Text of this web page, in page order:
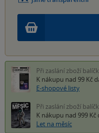
Při zaslání zboží
K nákupu nad 99 Kč
E-shopové listy
Při zaslání zboží
K nákupu nad 999 Kč
Let na měsíc